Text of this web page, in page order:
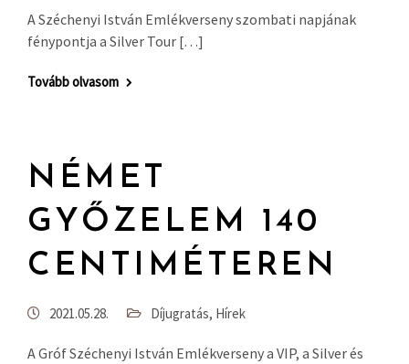
A Széchenyi István Emlékverseny szombati napjának
fénypontja a Silver Tour […]
Tovább olvasom
NÉMET
GYŐZELEM 140
CENTIMÉTEREN
2021.05.28. Díjugratás, Hírek
A Gróf Széchenyi István Emlékverseny a VIP, a Silver és